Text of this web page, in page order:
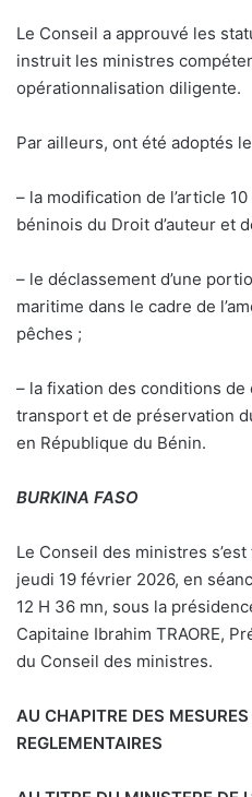
Le Conseil a approuvé les
instruit les ministres
opérationnalisation diligente.
Par ailleurs, ont été adoptés
– la modification de l’article
béninois du Droit d’auteur et
– le déclassement d’une
maritime dans le cadre de
pêches ;
– la fixation des conditions
transport et de préservation
en République du Bénin.
BURKINA FASO
Le Conseil des ministres
jeudi 19 février 2026, en
12 H 36 mn, sous la
Capitaine Ibrahim TRAORE,
du Conseil des ministres.
AU CHAPITRE DES
REGLEMENTAIRES